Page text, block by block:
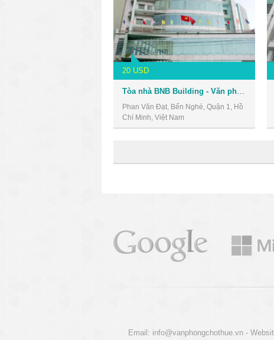
20 USD
Phan Văn Đạt, Bến Nghé, Quận 1, Hồ
Chí Minh, Việt Nam
Email: info@vanphongchothue.vn -